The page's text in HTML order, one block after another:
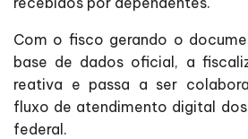
Com o fisco gerando o
base de dados oficial, a
reativa e passa a ser
fluxo de atendimento digital
federal.